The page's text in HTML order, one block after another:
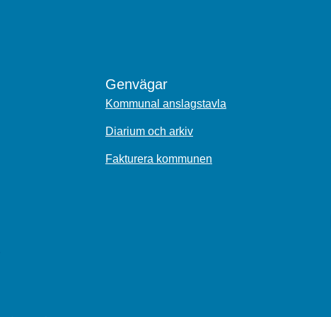
Genvägar
Kommunal anslagstavla
Diarium och arkiv
Fakturera kommunen